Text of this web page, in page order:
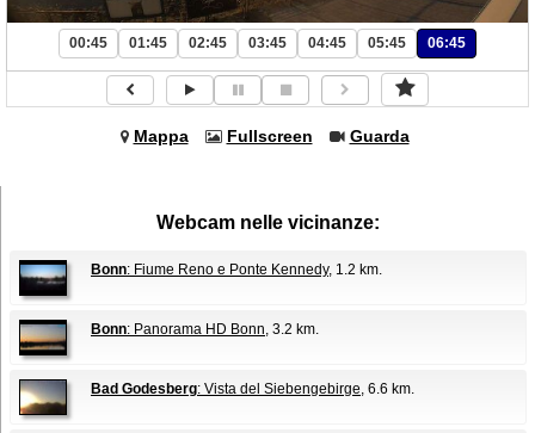
00:45 01:45 02:45 03:45 04:45 05:45 06:45
Mappa Fullscreen Guarda
Webcam nelle vicinanze:
Bonn: Fiume Reno e Ponte Kennedy, 1.2 km.
Bonn: Panorama HD Bonn, 3.2 km.
Bad Godesberg: Vista del Siebengebirge, 6.6 km.